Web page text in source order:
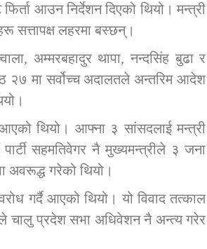
आउन निर्देशन दिएको थियो। मन्त्री
सत्तापक्ष लहरमा बस्छन्।
अम्मरबहादुर थापा, नन्दसिंह बुढा र
२७ मा सर्वोच्च अदालतले अन्तरिम आदेश
थियो। आफ्ना ३ सांसदलाई मन्त्री
सहमतिवेगर नै मुख्यमन्त्रीले ३ जना
अवरूद्ध गरेको थियो।
गर्दै आएको थियो। यो विवाद तत्काल
चालु प्रदेश सभा अधिवेशन नै अन्त्य गरेर